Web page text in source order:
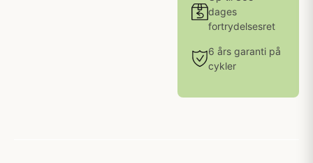
dages
fortrydelsesret
6 års garanti på
cykler